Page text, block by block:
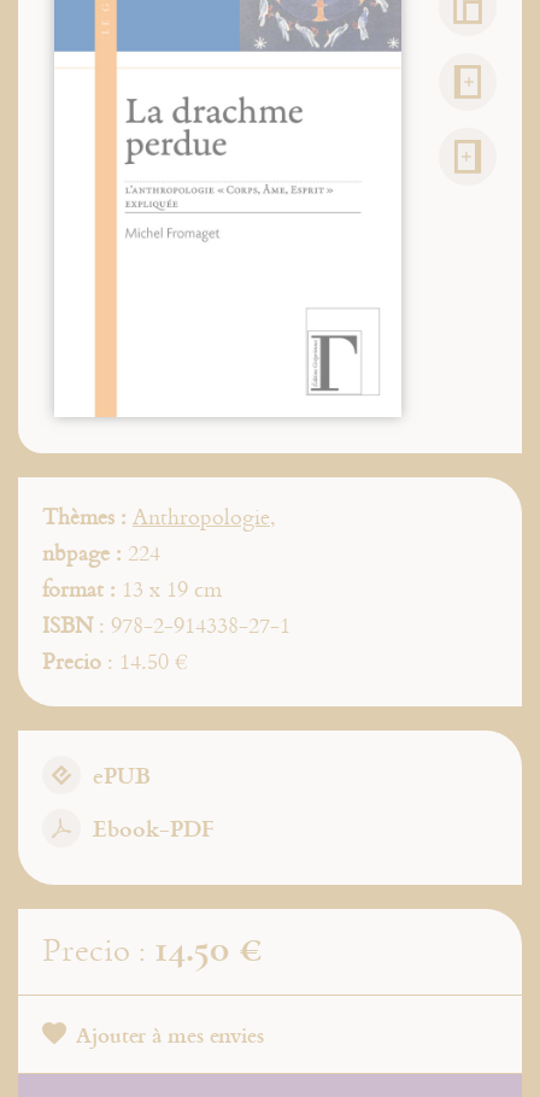
Thèmes : Anthropologie,
nbpage : 224
format : 13 x 19 cm
ISBN: 978-2-914338-27-1
Precio : 14.50 €
ePUB
Ebook-PDF
Precio : 14.50 €
Ajouter à mes envies